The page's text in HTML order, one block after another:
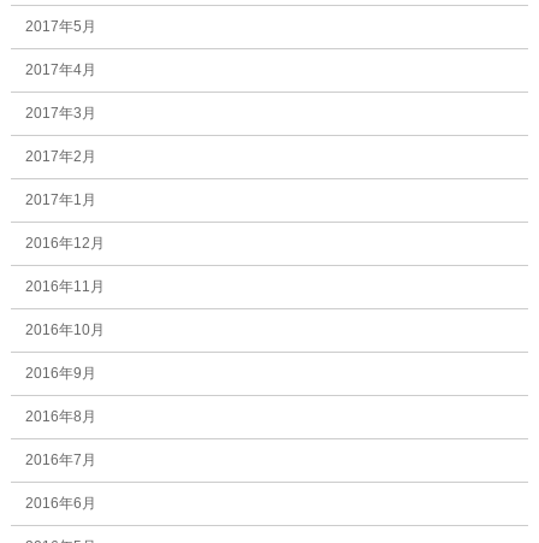
2017年5月
2017年4月
2017年3月
2017年2月
2017年1月
2016年12月
2016年11月
2016年10月
2016年9月
2016年8月
2016年7月
2016年6月